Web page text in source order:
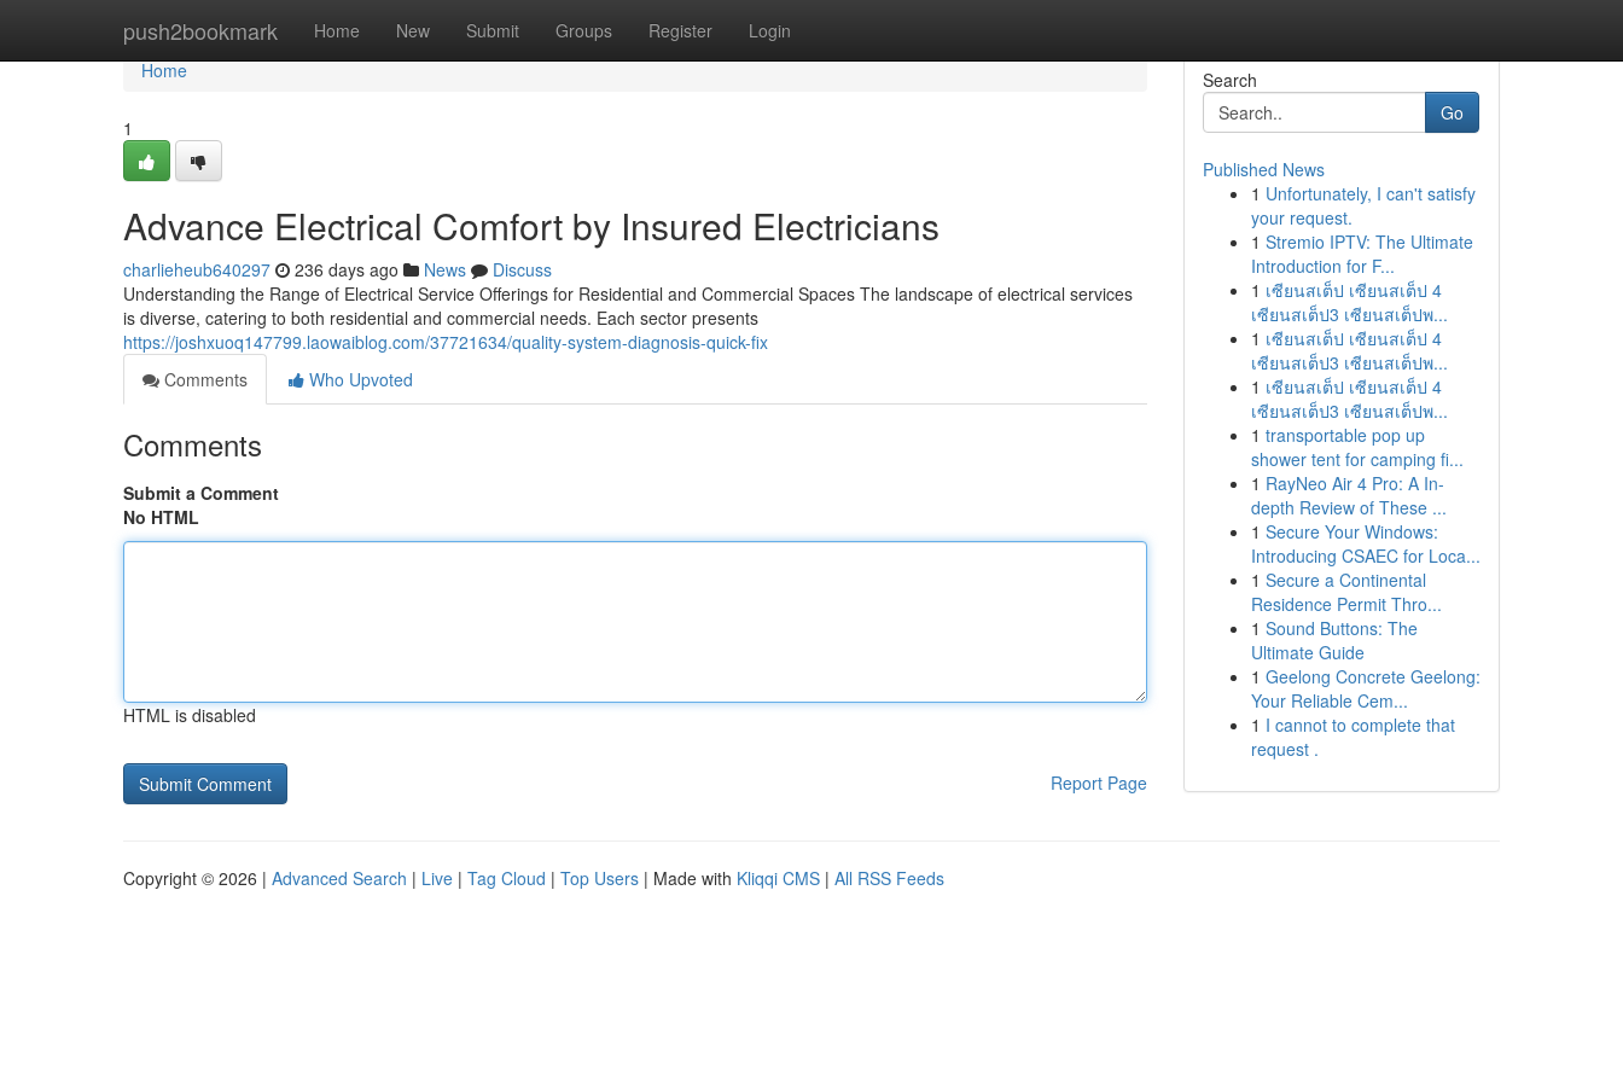
push2bookmark Home New Submit Groups Register Login
Home
Home
1
Advance Electrical Comfort by Insured Electricians
charlieheub640297 236 days ago News
Discuss
Understanding the Range of Electrical Service Offerings for Residential and Commercial Spaces The landscape of electrical services
is diverse, catering to both residential and commercial needs. Each sector presents
https://joshxuoq147799.laowaiblog.com/37721634/quality-system-diagnosis-quick-fix
Comments
Who Upvoted
Comments
Submit a Comment
No HTML
HTML is disabled
Report Page
Search
Go
Published News
1 Unfortunately, I can't satisfy
your request.
1 Stremio IPTV: The Ultimate
Introduction for F...
1 เซียนสเต็ป เซียนสเต็ป 4
เซียนสเต็ป3 เซียนสเต็ปพ...
1 เซียนสเต็ป เซียนสเต็ป 4
เซียนสเต็ป3 เซียนสเต็ปพ...
1 เซียนสเต็ป เซียนสเต็ป 4
เซียนสเต็ป3 เซียนสเต็ปพ...
1 transportable pop up
shower tent for camping fi...
1 RayNeo Air 4 Pro: A In-
depth Review of These ...
1 Secure Your Windows:
Introducing CSAEC for Loca...
1 Secure a Continental
Residence Permit Thro...
1 Sound Buttons: The
Ultimate Guide
1 Geelong Concrete Geelong:
Your Reliable Cem...
1 I cannot to complete that
request .
Copyright © 2026 | Advanced Search | Live | Tag Cloud | Top Users | Made with Kliqqi CMS | All RSS Feeds